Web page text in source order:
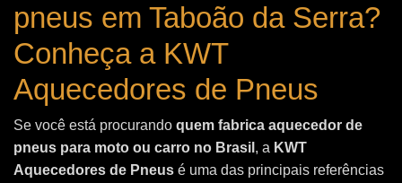
pneus em Taboão da Serra?
Conheça a KWT
Aquecedores de Pneus
Se você está procurando quem fabrica aquecedor de
pneus para moto ou carro no Brasil , a KWT
Aquecedores de Pneus é uma das principais referências